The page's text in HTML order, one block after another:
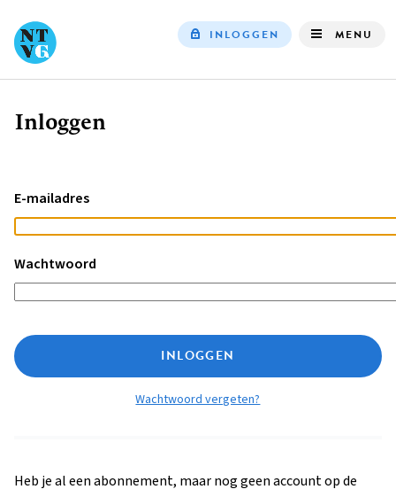
INLOGGEN MENU
Kruimelpad
Inloggen
E-mailadres
Wachtwoord
INLOGGEN
Wachtwoord vergeten?
Heb je al een abonnement, maar nog geen account op de